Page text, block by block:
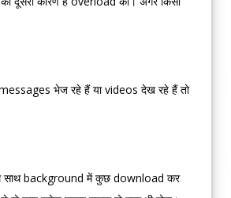
भेज रहे हैं या videos देख रहे हैं तो
साथ background में कुछ download कर